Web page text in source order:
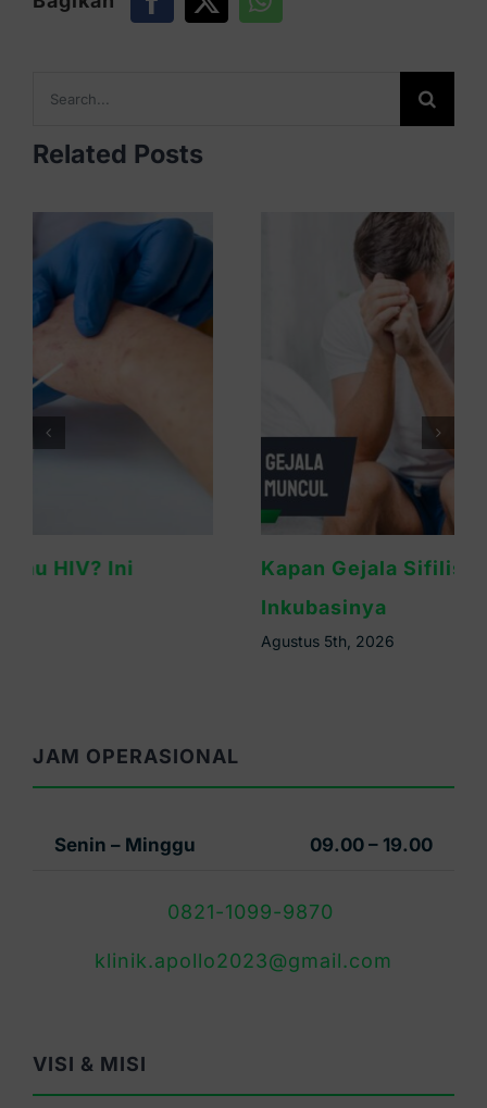
for:
Related Posts
Kapan Gejala Sifilis Muncul? Ini Masa
JAM OPERASIONAL
Senin – Minggu 09.00 – 19.00
0821-1099-9870
klinik.apollo2023@gmail.com
VISI & MISI